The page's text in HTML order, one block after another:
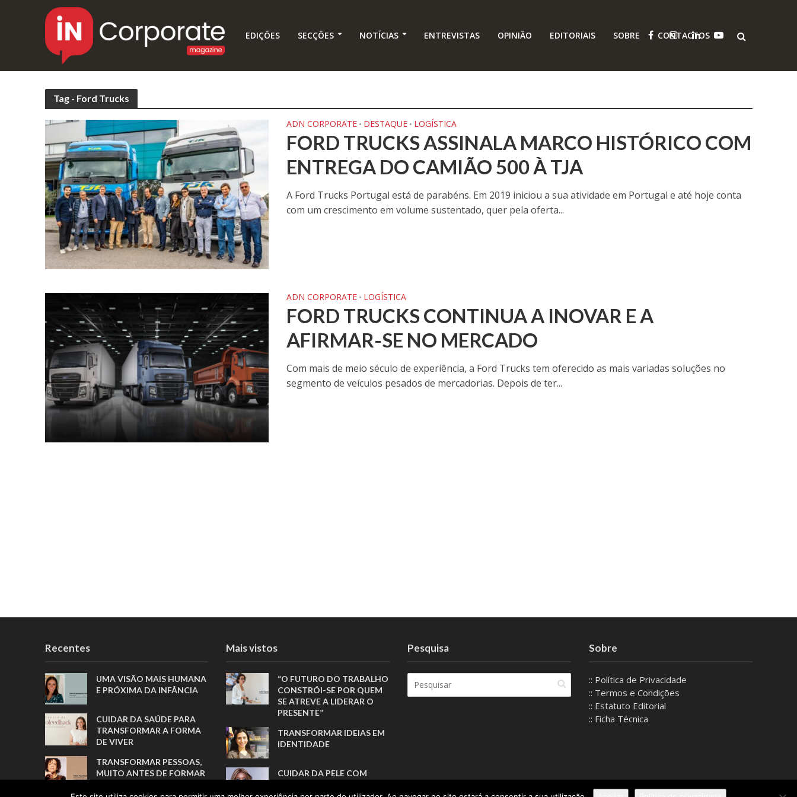
EDIÇÕES SECÇÕES NOTÍCIAS ENTREVISTAS OPINIÃO EDITORIAIS SOBRE CONTACTOS
Tag - Ford Trucks
ADN CORPORATE • DESTAQUE • LOGÍSTICA
FORD TRUCKS ASSINALA MARCO HISTÓRICO COM
ENTREGA DO CAMIÃO 500 À TJA
A Ford Trucks Portugal está de parabéns. Em 2019 iniciou a sua atividade em Portugal e até hoje conta
com um crescimento em volume sustentado, quer pela oferta...
ADN CORPORATE • LOGÍSTICA
FORD TRUCKS CONTINUA A INOVAR E A
AFIRMAR-SE NO MERCADO
Com mais de meio século de experiência, a Ford Trucks tem oferecido as mais variadas soluções no
segmento de veículos pesados de mercadorias. Depois de ter...
Recentes
UMA VISÃO MAIS HUMANA
E PRÓXIMA DA INFÂNCIA
CUIDAR DA SAÚDE PARA
TRANSFORMAR A FORMA
DE VIVER
TRANSFORMAR PESSOAS,
MUITO ANTES DE FORMAR
Mais vistos
“O FUTURO DO TRABALHO
CONSTRÓI-SE POR QUEM
SE ATREVE A LIDERAR O
PRESENTE”
TRANSFORMAR IDEIAS EM
IDENTIDADE
CUIDAR DA PELE COM
Pesquisa Sobre
:: Política de Privacidade
:: Termos e Condições
:: Estatuto Editorial
:: Ficha Técnica